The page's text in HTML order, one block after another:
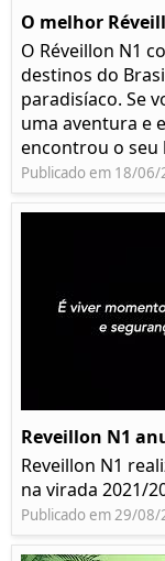
O melhor
O Réveillon N1
destinos do
paradisíaco. Se
uma aventura e
encontrou o seu
Publicado em 18/06/
Reveillon N1
Reveillon N1
na virada 2021/
Publicado em 29/08/